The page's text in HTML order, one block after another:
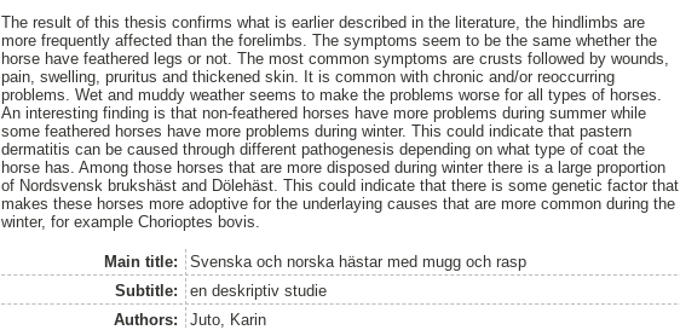
The result of this thesis confirms what is earlier described in the literature, the hindlimbs are
more frequently affected than the forelimbs. The symptoms seem to be the same whether the
horse have feathered legs or not. The most common symptoms are crusts followed by wounds,
pain, swelling, pruritus and thickened skin. It is common with chronic and/or reoccurring
problems. Wet and muddy weather seems to make the problems worse for all types of horses.
An interesting finding is that non-feathered horses have more problems during summer while
some feathered horses have more problems during winter. This could indicate that pastern
dermatitis can be caused through different pathogenesis depending on what type of coat the
horse has. Among those horses that are more disposed during winter there is a large proportion
of Nordsvensk brukshäst and Dölehäst. This could indicate that there is some genetic factor that
makes these horses more adoptive for the underlaying causes that are more common during the
winter, for example Chorioptes bovis.
Main title:
Svenska och norska hästar med mugg och rasp
Subtitle:
en deskriptiv studie
Authors:
Juto, Karin